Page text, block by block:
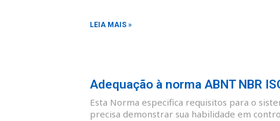
LEIA MAIS »
Adequação à norma ABNT NBR
Esta Norma especifica requisitos para o
precisa demonstrar sua habilidade em